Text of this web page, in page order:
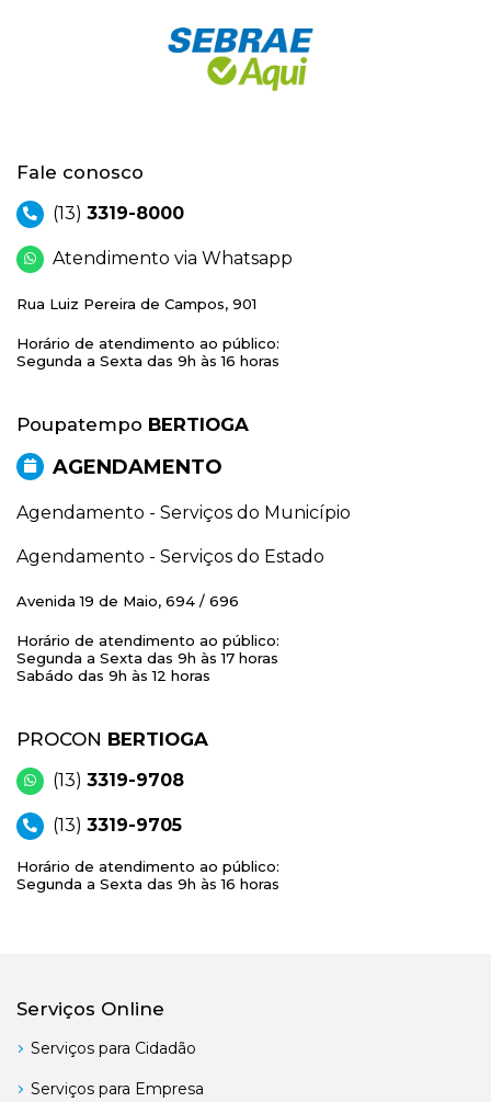
Fale conosco
(13) 3319-8000
Atendimento via Whatsapp
Rua Luiz Pereira de Campos, 901
Horário de atendimento ao público:
Segunda a Sexta das 9h às 16 horas
Poupatempo BERTIOGA
AGENDAMENTO
Agendamento - Serviços do Município
Agendamento - Serviços do Estado
Avenida 19 de Maio, 694 / 696
Horário de atendimento ao público:
Segunda a Sexta das 9h às 17 horas
Sabádo das 9h às 12 horas
PROCON BERTIOGA
(13) 3319-9708
(13) 3319-9705
Horário de atendimento ao público:
Segunda a Sexta das 9h às 16 horas
Serviços Online
Serviços para Cidadão
Serviços para Empresa